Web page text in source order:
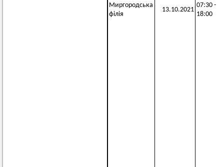
Миргородська
філія
13.10.2021
07:30 -
18:00